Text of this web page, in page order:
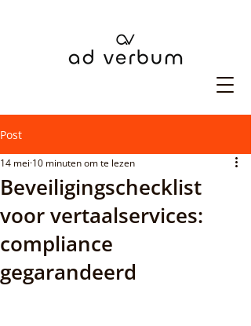
Post
Beveiligingschecklist
voor vertaalservices:
compliance
gegarandeerd
14 mei 10 minuten om te lezen